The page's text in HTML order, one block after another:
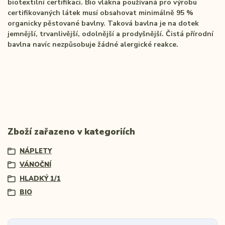
biotextilní certifikaci. Bio vlákna používaná pro výrobu
certifikovaných látek musí obsahovat minimálně 95 %
organicky pěstované bavlny. Taková bavlna je na dotek
jemnější, trvanlivější, odolnější a prodyšnější. Čistá přírodní
bavlna navíc nezpůsobuje žádné alergické reakce.
Zboží zařazeno v kategoriích
NÁPLETY
VÁNOČNÍ
HLADKÝ 1/1
BIO